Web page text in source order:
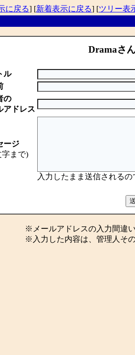
に戻る] [新着表示に戻る] [ツリー表
Dramaさ
ル
の
アドレス
ージ
字まで)
入力したまま送信される
※メールアドレスの入力間違
※入力した内容は、管理人そ